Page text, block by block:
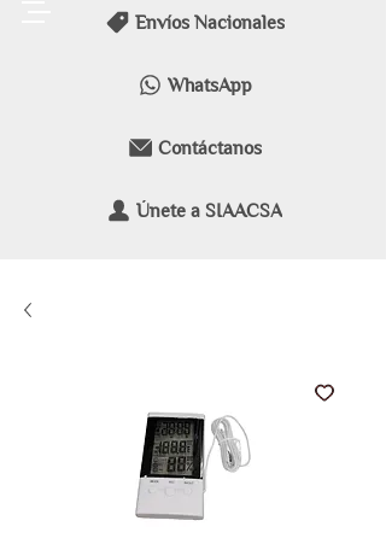
Envíos Nacionales
WhatsApp
Contáctanos
Únete a SIAACSA